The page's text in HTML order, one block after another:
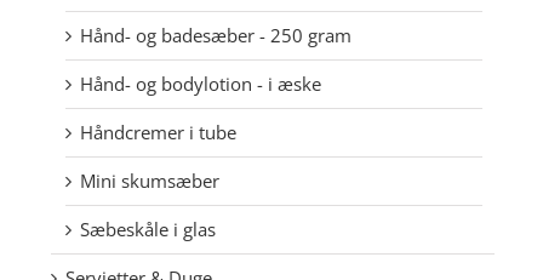
Hånd- og badesæber - 250 gram
Hånd- og bodylotion - i æske
Håndcremer i tube
Mini skumsæber
Sæbeskåle i glas